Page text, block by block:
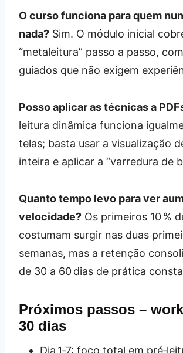
O curso funciona para quem
nada? Sim. O módulo inicial
“metaleitura” passo a passo,
guiados que não exigem
Posso aplicar as técnicas a
leitura dinâmica funciona
telas; basta usar a visualização
inteira e aplicar a “varredura de
Quanto tempo levo para ver
velocidade? Os primeiros 10 %
costumam surgir nas duas
semanas, mas a retenção
de 30 a 60 dias de prática
Próximos passos –
30 dias